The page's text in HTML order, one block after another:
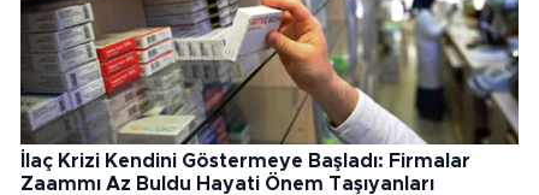
İlaç Krizi Kendini Göstermeye Başladı: Firmalar
Zaammı Az Buldu Hayati Önem Taşıyanları